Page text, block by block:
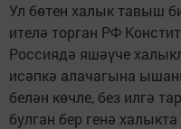
Ул бөтен халык тавыш
ителә торган РФ
Россиядә яшәүче
исәпкә алачагына
белән көчле, без илгә
булган бер генә